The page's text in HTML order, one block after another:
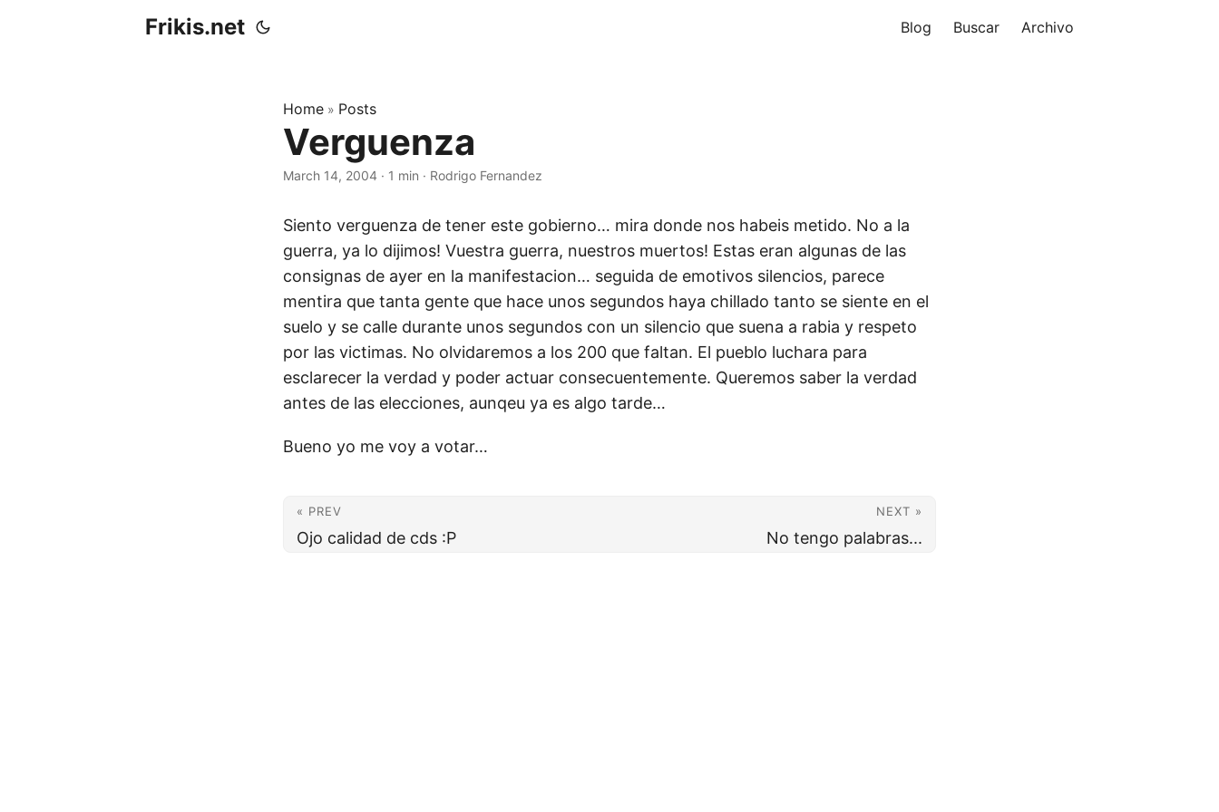
Frikis.net Blog Buscar Archivo
Home » Posts
Verguenza
March 14, 2004 · 1 min · Rodrigo Fernandez
Siento verguenza de tener este gobierno… mira donde nos habeis metido. No a la
guerra, ya lo dijimos! Vuestra guerra, nuestros muertos! Estas eran algunas de las
consignas de ayer en la manifestacion… seguida de emotivos silencios, parece
mentira que tanta gente que hace unos segundos haya chillado tanto se siente en el
suelo y se calle durante unos segundos con un silencio que suena a rabia y respeto
por las victimas. No olvidaremos a los 200 que faltan. El pueblo luchara para
esclarecer la verdad y poder actuar consecuentemente. Queremos saber la verdad
antes de las elecciones, aunqeu ya es algo tarde…
Bueno yo me voy a votar…
« PREV
Ojo calidad de cds :P
NEXT »
No tengo palabras...